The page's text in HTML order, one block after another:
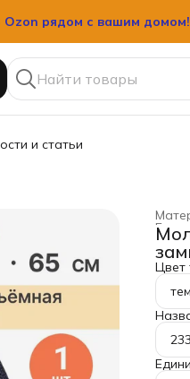
Ozon рядом с вашим домом!
Ozon рядом с вашим домом!
и статьи
Цвет